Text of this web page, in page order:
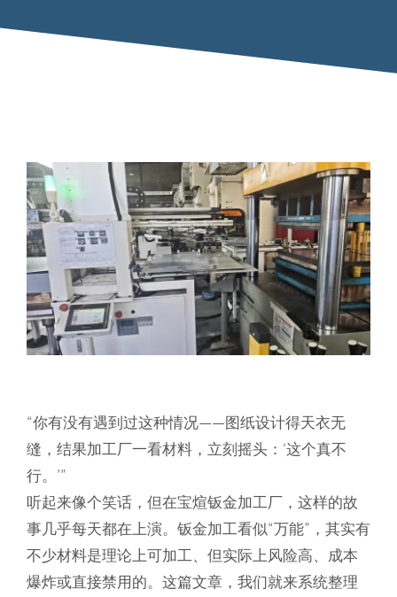
“你有没有遇到过这种情况——图纸设计得天衣无
缝，结果加工厂一看材料，立刻摇头：‘这个真不
行。’”
听起来像个笑话，但在宝煊钣金加工厂，这样的故
事几乎每天都在上演。钣金加工看似“万能”，其实有
不少材料是理论上可加工、但实际上风险高、成本
爆炸或直接禁用的。这篇文章，我们就来系统整理